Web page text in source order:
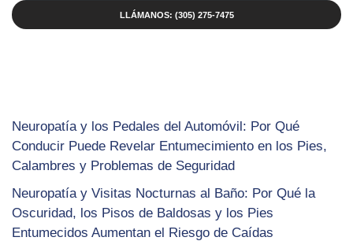
LLÁMANOS: (305) 275-7475
Neuropatía y los Pedales del Automóvil: Por Qué
Conducir Puede Revelar Entumecimiento en los Pies,
Calambres y Problemas de Seguridad
Neuropatía y Visitas Nocturnas al Baño: Por Qué la
Oscuridad, los Pisos de Baldosas y los Pies
Entumecidos Aumentan el Riesgo de Caídas